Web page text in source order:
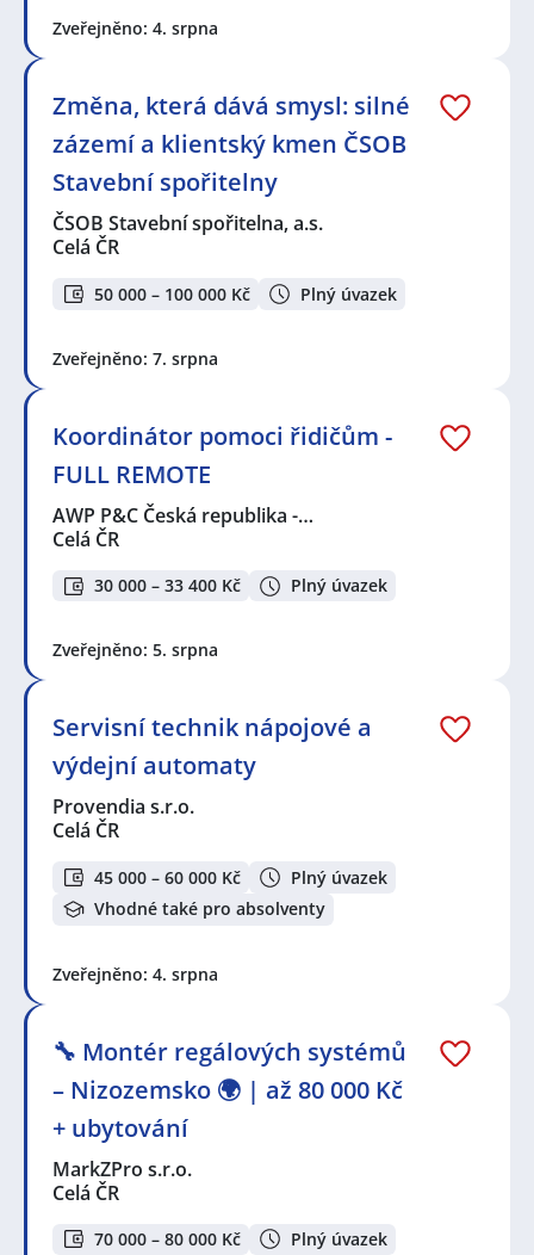
Zveřejněno: 4. srpna
Změna, která dává smysl: silné
zázemí a klientský kmen ČSOB
Stavební spořitelny
ČSOB Stavební spořitelna, a.s.
Celá ČR
50 000 – 100 000 Kč Plný úvazek
Zveřejněno: 7. srpna
Koordinátor pomoci řidičům -
FULL REMOTE
AWP P&C Česká republika -…
Celá ČR
30 000 – 33 400 Kč Plný úvazek
Zveřejněno: 5. srpna
Servisní technik nápojové a
výdejní automaty
Provendia s.r.o.
Celá ČR
45 000 – 60 000 Kč
Plný úvazek
Vhodné také pro absolventy
Zveřejněno: 4. srpna
🔧 Montér regálových systémů
– Nizozemsko 🌍 | až 80 000 Kč
+ ubytování
MarkZPro s.r.o.
Celá ČR
70 000 – 80 000 Kč Plný úvazek